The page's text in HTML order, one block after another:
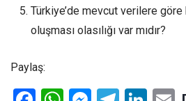
Türkiye’de mevcut verilere göre
oluşması olasılığı var mıdır?
Paylaş: